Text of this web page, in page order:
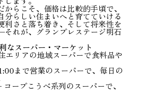
らこそ、価格は比較的手頃で、
分らしい住まいへと育てていける
利さと落ち着き、そして将来性を
れが、グランプレステージ明石
なスーパー・マーケット
エリアの地域スーパーで食料品や
まで営業のスーパーで、毎日の
コープこうべ系列のスーパーで、